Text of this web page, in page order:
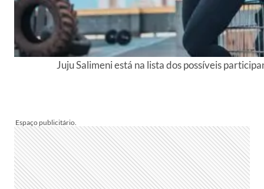
Juju Salimeni está na lista dos possíveis